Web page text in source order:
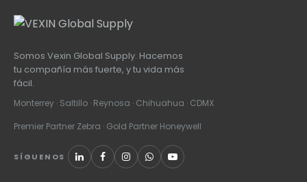
Somos Vexin Global Supply. Hacemos
tu compañía más fuerte, y tu vida más
fácil.
Monterrey · Saltillo · Reynosa · Chihuahua · CDMX
Premier Partner Zebra · Gold Partner Honeywell
SÍGUENOS